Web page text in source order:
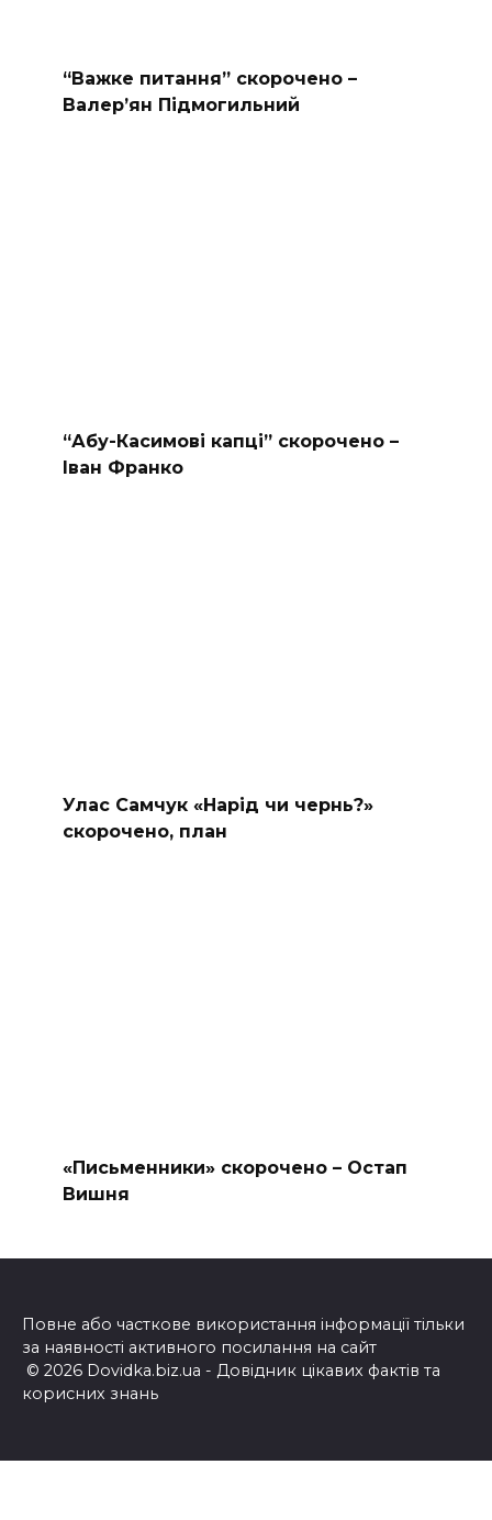
“Важке питання” скорочено –
Валер’ян Підмогильний
“Абу-Касимові капці” скорочено –
Іван Франко
Улас Самчук «Нарід чи чернь?»
скорочено, план
«Письменники» скорочено – Остап
Вишня
Повне або часткове використання інформації тільки
за наявності активного посилання на сайт
© 2026 Dovidka.biz.ua - Довідник цікавих фактів та
корисних знань